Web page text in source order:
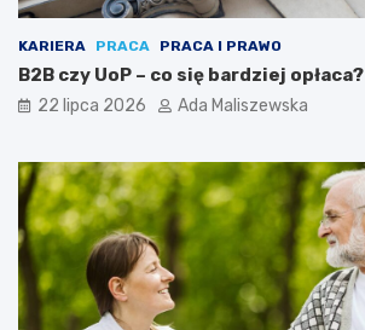
KARIERA PRACA PRACA I PRAWO
B2B czy UoP – co się bardziej opłaca?
22 lipca 2026 Ada Maliszewska